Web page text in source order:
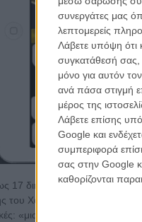
συνεργάτες μας
λεπτομερείς
Λάβετε υπόψη ότι
συγκατάθεσή σας,
μόνο για αυτόν
ανά πάσα στιγμή
μέρος της
Λάβετε επίσης
Google και
συμπεριφορά
σας στην Google
καθορίζονται
17 διηγήματα «για
του Χανκς εξηγεί ότι οι
«μια ιστορία γι έναν